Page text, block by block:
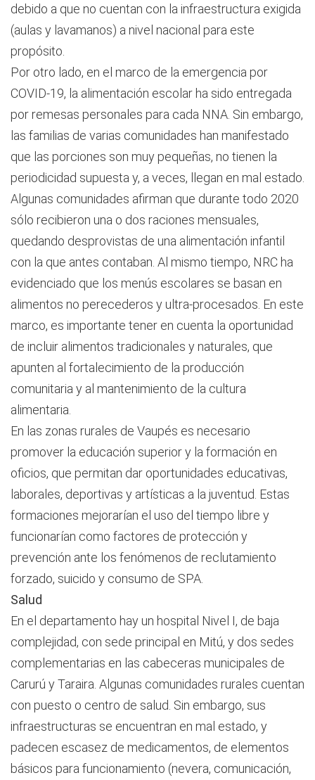
debido a que no cuentan con la infraestructura exigida
(aulas y lavamanos) a nivel nacional para este
propósito.
Por otro lado, en el marco de la emergencia por
COVID-19, la alimentación escolar ha sido entregada
por remesas personales para cada NNA. Sin embargo,
las familias de varias comunidades han manifestado
que las porciones son muy pequeñas, no tienen la
periodicidad supuesta y, a veces, llegan en mal estado.
Algunas comunidades afirman que durante todo 2020
sólo recibieron una o dos raciones mensuales,
quedando desprovistas de una alimentación infantil
con la que antes contaban. Al mismo tiempo, NRC ha
evidenciado que los menús escolares se basan en
alimentos no perecederos y ultra-procesados. En este
marco, es importante tener en cuenta la oportunidad
de incluir alimentos tradicionales y naturales, que
apunten al fortalecimiento de la producción
comunitaria y al mantenimiento de la cultura
alimentaria.
En las zonas rurales de Vaupés es necesario
promover la educación superior y la formación en
oficios, que permitan dar oportunidades educativas,
laborales, deportivas y artísticas a la juventud. Estas
formaciones mejorarían el uso del tiempo libre y
funcionarían como factores de protección y
prevención ante los fenómenos de reclutamiento
forzado, suicido y consumo de SPA.
Salud
En el departamento hay un hospital Nivel I, de baja
complejidad, con sede principal en Mitú, y dos sedes
complementarias en las cabeceras municipales de
Carurú y Taraira. Algunas comunidades rurales cuentan
con puesto o centro de salud. Sin embargo, sus
infraestructuras se encuentran en mal estado, y
padecen escasez de medicamentos, de elementos
básicos para funcionamiento (nevera, comunicación,